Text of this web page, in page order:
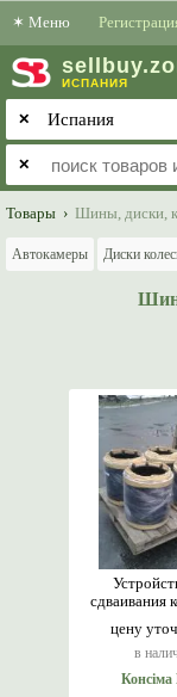
✶ Меню
sell buy
ИСПАНИЯ
✕
✕
Товары › Шины, диски,
Автокамеры Диски
цену
в
сдваивания